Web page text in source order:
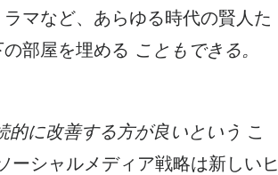
マなど、あらゆる時代の賢人た
部屋を埋める こともできる。
的に改善する方が良いという こ
ーシャルメディア戦略は新しいヒ